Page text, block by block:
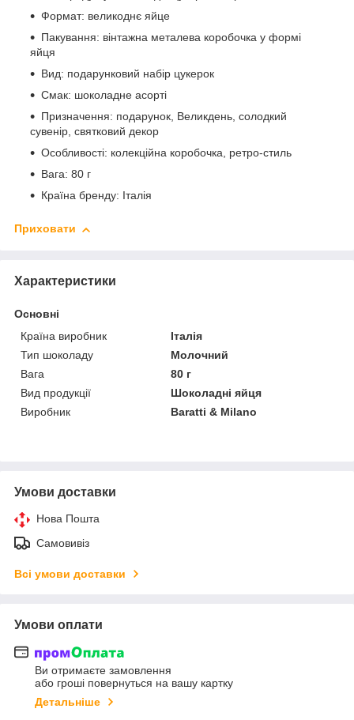
Формат: великоднє яйце
Пакування: вінтажна металева коробочка у формі
яйця
Вид: подарунковий набір цукерок
Смак: шоколадне асорті
Призначення: подарунок, Великдень, солодкий
сувенір, святковий декор
Особливості: колекційна коробочка, ретро-стиль
Вага: 80 г
Країна бренду: Італія
Приховати
Характеристики
Основні
Країна виробник
Італія
Тип шоколаду
Молочний
Вага
80 г
Вид продукції
Шоколадні яйця
Виробник
Baratti & Milano
Умови доставки
Нова Пошта
Самовивіз
Всі умови доставки
Умови оплати
Ви отримаєте замовлення
або гроші повернуться на вашу картку
Детальніше